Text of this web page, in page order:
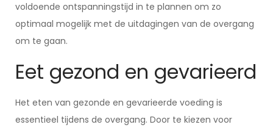
voldoende ontspanningstijd in te plannen om zo
optimaal mogelijk met de uitdagingen van de overgang
om te gaan.
Eet gezond en gevarieerd
Het eten van gezonde en gevarieerde voeding is
essentieel tijdens de overgang. Door te kiezen voor